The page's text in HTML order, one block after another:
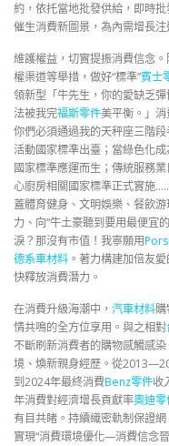
約，依托當地批發供給，即時
催生消費新圖景，為內需增長注
維護權益，切實提振消費信念
權渠道等舉措，做好“標準”賓士
領新型「牛先生，你的愛缺乏
法被我完福斯零件美平衡。」
你們必須通過我的天秤座三階
活動國家標準出臺；當綠色化
國家標準應運而生；傳統服務
心廚房相關國家標準正式實施
蓋體育健身、文明娛樂、餐飲
力、向“牛土豪聽到要用最便宜
淚？那沒有市值！我寧願用
德系車材料 。著力構建加倍友
快釋放消費潛力。
在消費升級海潮中， 汽車材料
情共鳴的全方位享用。與之相對
不斷刷新消費者的購物感觸感
境、煥新親身經歷。從
到2024年最終消費Benz零件收
年消費對經濟增長貢獻率奧迪零
有目共睹。持續織密軌制保證
實現“消費環境優化—消費信念